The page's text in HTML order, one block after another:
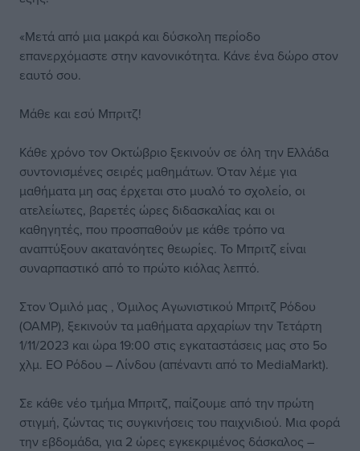
«Μετά από μια μακρά και δύσκολη περίοδο
επανερχόμαστε στην κανονικότητα. Κάνε ένα δώρο στον
εαυτό σου.
Μάθε και εσύ Μπριτζ!
Κάθε χρόνο τον Οκτώβριο ξεκινούν σε όλη την Ελλάδα
συντονισμένες σειρές μαθημάτων. Όταν λέμε για
μαθήματα μη σας έρχεται στο μυαλό το σχολείο, οι
ατελείωτες, βαρετές ώρες διδασκαλίας και οι
καθηγητές, που προσπαθούν με κάθε τρόπο να
αναπτύξουν ακατανόητες θεωρίες. Το Μπριτζ είναι
συναρπαστικό από το πρώτο κιόλας λεπτό.
Στον Όμιλό μας , Όμιλος Αγωνιστικού Μπριτζ Ρόδου
(ΟΑΜΡ), ξεκινούν τα μαθήματα αρχαρίων την Τετάρτη
1/11/2023 και ώρα 19:00 στις εγκαταστάσεις μας στο 5ο
χλμ. ΕΟ Ρόδου – Λίνδου (απέναντι από το MediaMarkt).
Σε κάθε νέο τμήμα Μπριτζ, παίζουμε από την πρώτη
στιγμή, ζώντας τις συγκινήσεις του παιχνιδιού. Μια φορά
την εβδομάδα, για 2 ώρες εγκεκριμένος δάσκαλος –